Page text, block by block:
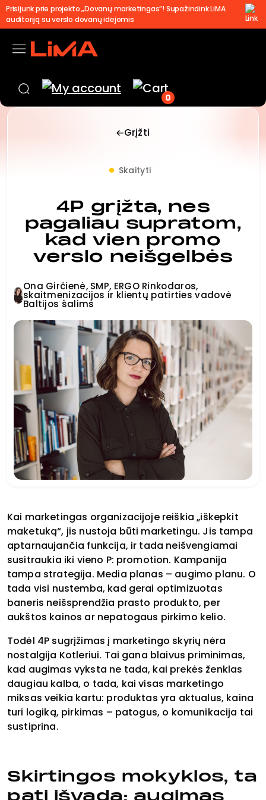
Prisijunk prie projekto „Dovanų marketingas”! Supažindink LiMA
auditoriją su verslo dovanų idėjomis
0
Grįžti
Skaityti
4P grįžta, nes
pagaliau supratom,
kad vien promo
verslo neišgelbės
Ona Girčienė, SMP, ERGO Rinkodaros,
skaitmenizacijos ir klientų patirties vadovė
Baltijos šalims
Kai marketingas organizacijoje reiškia „iškepkit
maketuką“, jis nustoja būti marketingu. Jis tampa
aptarnaujančia funkcija, ir tada neišvengiamai
susitraukia iki vieno P: promotion. Kampanija
tampa strategija. Media planas – augimo planu. O
tada visi nustemba, kad gerai optimizuotas
baneris neišsprendžia prasto produkto, per
aukštos kainos ar nepatogaus pirkimo kelio.
Todėl 4P sugrįžimas į marketingo skyrių nėra
nostalgija Kotleriui. Tai gana blaivus priminimas,
kad augimas vyksta ne tada, kai prekės ženklas
daugiau kalba, o tada, kai visas marketingo
miksas veikia kartu: produktas yra aktualus, kaina
turi logiką, pirkimas – patogus, o komunikacija tai
sustiprina.
Skirtingos mokyklos, ta